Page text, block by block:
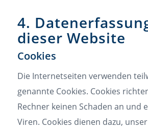
4.
dieser Website
Cookies
Die Internetseiten verwenden
genannte Cookies. Cookies
Rechner keinen Schaden an und
Viren. Cookies dienen dazu,